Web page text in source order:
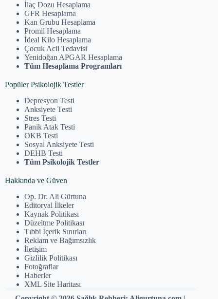
İlaç Dozu Hesaplama
GFR Hesaplama
Kan Grubu Hesaplama
Promil Hesaplama
İdeal Kilo Hesaplama
Çocuk Acil Tedavisi
Yenidoğan APGAR Hesaplama
Tüm Hesaplama Programları
Popüler Psikolojik Testler
Depresyon Testi
Anksiyete Testi
Stres Testi
Panik Atak Testi
OKB Testi
Sosyal Anksiyete Testi
DEHB Testi
Tüm Psikolojik Testler
Hakkında ve Güven
Op. Dr. Ali Gürtuna
Editoryal İlkeler
Kaynak Politikası
Düzeltme Politikası
Tıbbi İçerik Sınırları
Reklam ve Bağımsızlık
İletişim
Gizlilik Politikası
Fotoğraflar
Haberler
XML Site Haritası